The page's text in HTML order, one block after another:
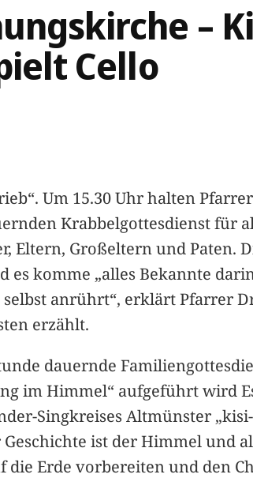
–
Cello
Um 15.30 Uhr halten
Krabbelgottesdienst für
Großeltern und Paten.
komme „alles Bekannte
anrührt“, erklärt Pfarrer
erzählt.
dauernde
im Himmel“ aufgeführt wird
Singkreises Altmünster
ist der Himmel und
Erde vorbereiten und den